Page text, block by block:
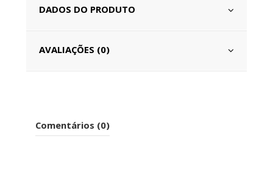
DADOS DO PRODUTO
AVALIAÇÕES (0)
Comentários (0)